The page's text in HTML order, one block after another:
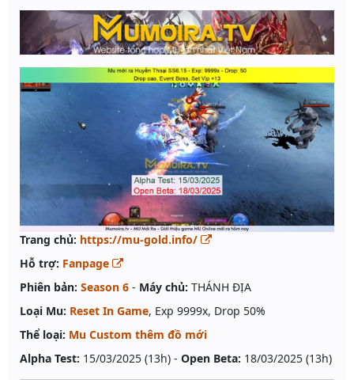
Trang chủ: https://mu-gold.info/
Hỗ trợ: Fanpage
Phiên bản: Season 6 - Máy chủ: THÁNH ĐỊA
Loại Mu: Reset In Game, Exp 9999x, Drop 50%
Thể loại: Mu Custom thêm đồ mới
Alpha Test: 15/03/2025 (13h) - Open Beta: 18/03/2025 (13h)